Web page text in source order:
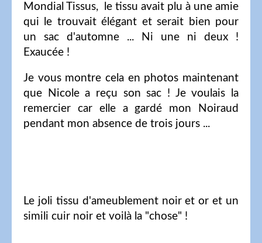
Mondial Tissus, le tissu avait plu à une amie
qui le trouvait élégant et serait bien pour
un sac d'automne ... Ni une ni deux !
Exaucée !
Je vous montre cela en photos maintenant
que Nicole a reçu son sac ! Je voulais la
remercier car elle a gardé mon Noiraud
pendant mon absence de trois jours ...
Le joli tissu d'ameublement noir et or et un
simili cuir noir et voilà la "chose" !